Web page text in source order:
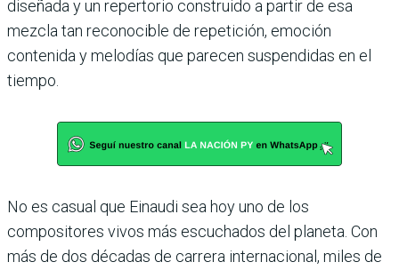
diseñada y un repertorio construido a partir de esa
mezcla tan reconocible de repetición, emoción
contenida y melodías que parecen suspendidas en el
tiempo.
No es casual que Einaudi sea hoy uno de los
compositores vivos más escuchados del planeta. Con
más de dos décadas de carrera internacional, miles de